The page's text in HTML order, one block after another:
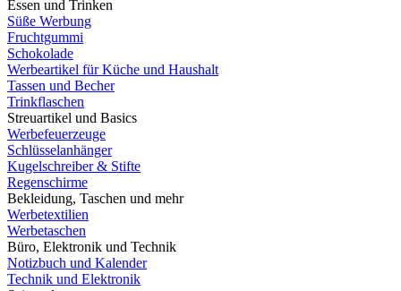
Essen und Trinken
Süße Werbung
Fruchtgummi
Schokolade
Werbeartikel für Küche und Haushalt
Tassen und Becher
Trinkflaschen
Streuartikel und Basics
Werbefeuerzeuge
Schlüsselanhänger
Kugelschreiber & Stifte
Regenschirme
Bekleidung, Taschen und mehr
Werbetextilien
Werbetaschen
Büro, Elektronik und Technik
Notizbuch und Kalender
Technik und Elektronik